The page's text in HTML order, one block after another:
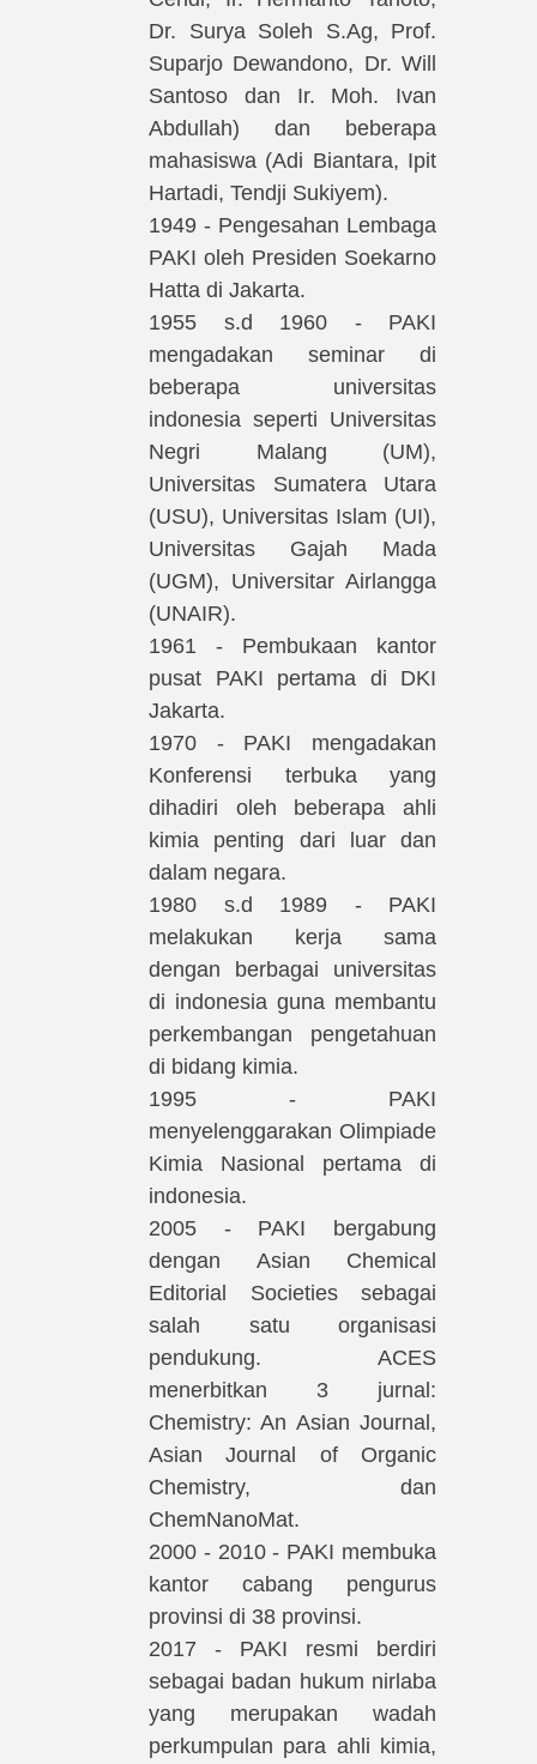
Dr. Surya Soleh S.Ag, Prof.
Suparjo Dewandono, Dr. Will
Santoso dan Ir. Moh. Ivan
Abdullah) dan beberapa
mahasiswa (Adi Biantara, Ipit
Hartadi, Tendji Sukiyem).
1949 - Pengesahan Lembaga
PAKI oleh Presiden Soekarno
Hatta di Jakarta.
1955 s.d 1960 - PAKI
mengadakan seminar di
beberapa universitas
indonesia seperti Universitas
Negri Malang (UM),
Universitas Sumatera Utara
(USU), Universitas Islam (UI),
Universitas Gajah Mada
(UGM), Universitar Airlangga
(UNAIR).
1961 - Pembukaan kantor
pusat PAKI pertama di DKI
Jakarta.
1970 - PAKI mengadakan
Konferensi terbuka yang
dihadiri oleh beberapa ahli
kimia penting dari luar dan
dalam negara.
1980 s.d 1989 - PAKI
melakukan kerja sama
dengan berbagai universitas
di indonesia guna membantu
perkembangan pengetahuan
di bidang kimia.
1995 - PAKI
menyelenggarakan Olimpiade
Kimia Nasional pertama di
indonesia.
2005 - PAKI bergabung
dengan Asian Chemical
Editorial Societies sebagai
salah satu organisasi
pendukung. ACES
menerbitkan 3 jurnal:
Chemistry: An Asian Journal,
Asian Journal of Organic
Chemistry, dan
ChemNanoMat.
2000 - 2010 - PAKI membuka
kantor cabang pengurus
provinsi di 38 provinsi.
2017 - PAKI resmi berdiri
sebagai badan hukum nirlaba
yang merupakan wadah
perkumpulan para ahli kimia,